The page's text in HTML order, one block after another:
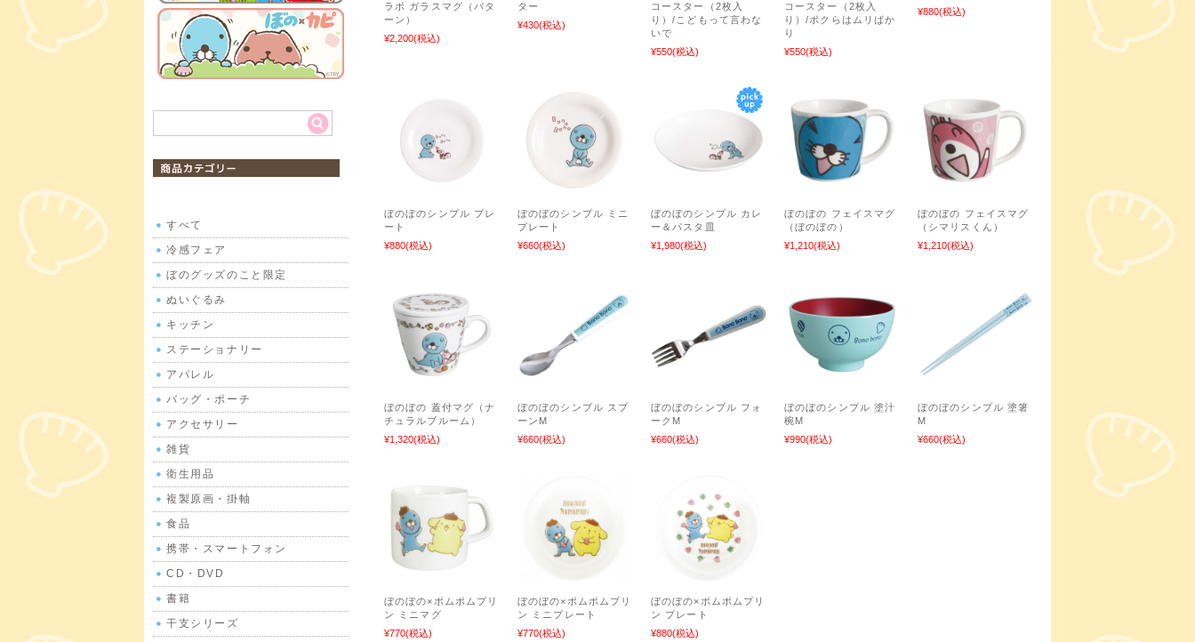
ラボ ガラスマグ（パタ
ーン）
¥2,200(税込)
ター
¥430(税込)
コースター（2枚入
り）/こどもって言わな
いで
¥550(税込)
コースター（2枚入
り）/ボクらはムリばか
り
¥550(税込)
¥880(税込)
ぼのぼのシンプル プレ
ート
¥880(税込)
ぼのぼのシンプル ミニ
プレート
¥660(税込)
ぼのぼのシンプル カレ
ー＆パスタ皿
¥1,980(税込)
ぼのぼの フェイスマグ
（ぼのぼの）
¥1,210(税込)
ぼのぼの フェイスマグ
（シマリスくん）
¥1,210(税込)
ぼのぼの 蓋付マグ（ナ
チュラルブルーム）
¥1,320(税込)
ぼのぼのシンプル スプ
ーンM
¥660(税込)
ぼのぼのシンプル フォ
ークM
¥660(税込)
ぼのぼのシンプル 塗汁
椀M
¥990(税込)
ぼのぼのシンプル 塗箸
M
¥660(税込)
ぼのぼの×ポムポムプリ
ン ミニマグ
¥770(税込)
ぼのぼの×ポムポムプリ
ン ミニプレート
¥770(税込)
ぼのぼの×ポムポムプリ
ン プレート
¥880(税込)
商品カテゴリ
すべて
冷感フェア
ぼのグッズのこと限定
ぬいぐるみ
キッチン
ステーショナリー
アパレル
バッグ・ポーチ
アクセサリー
雑貨
衛生用品
複製原画・掛軸
食品
携帯・スマートフォン
CD・DVD
書籍
干支シリーズ